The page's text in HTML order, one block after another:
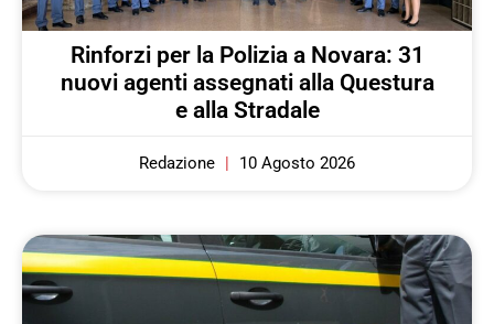
Rinforzi per la Polizia a Novara: 31
nuovi agenti assegnati alla Questura
e alla Stradale
Redazione 10 Agosto 2026